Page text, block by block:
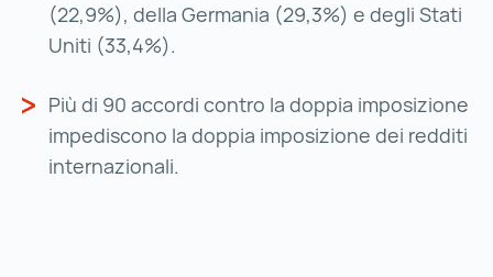
(22,9%), della Germania (29,3%) e degli Stati
Uniti (33,4%).
Più di 90 accordi contro la doppia imposizione
impediscono la doppia imposizione dei redditi
internazionali.